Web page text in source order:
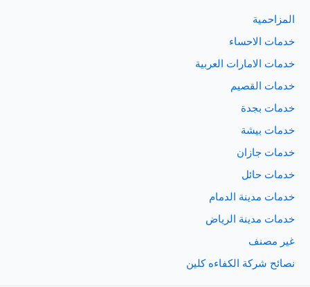
المزاحمية
خدمات الاحساء
خدمات الامارات العربية
خدمات القصيم
خدمات بجدة
خدمات بيشة
خدمات جازان
خدمات حائل
خدمات مدينة الدمام
خدمات مدينة الرياض
غير مصنف
نصائح شركة الكفاءه كلين